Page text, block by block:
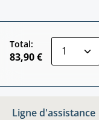
Total:
83,90 €
Ligne d'assistance